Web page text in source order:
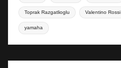
Toprak Razgatlioglu Valentino Rossi
yamaha